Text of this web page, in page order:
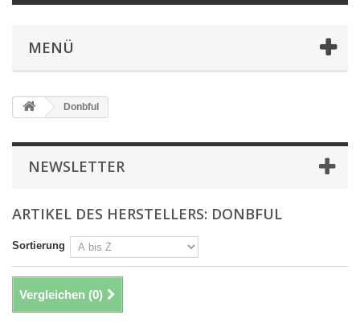
MENÜ
Donbful
NEWSLETTER
ARTIKEL DES HERSTELLERS: DONBFUL
Sortierung
Vergleichen (0)